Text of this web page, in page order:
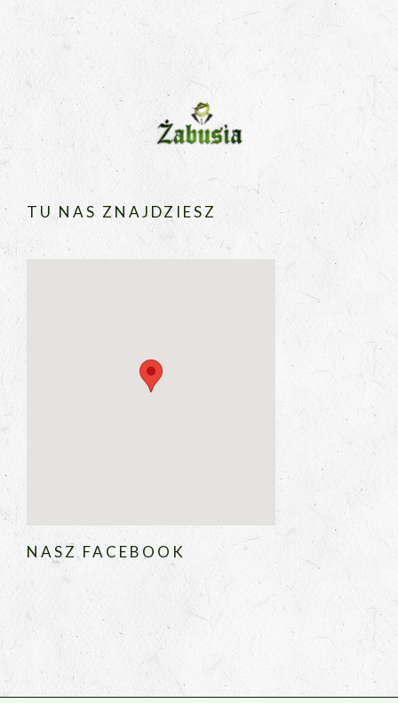
TU NAS ZNAJDZIESZ
NASZ FACEBOOK